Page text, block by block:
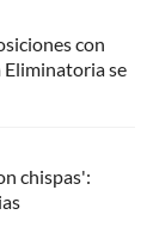
con
Eliminatoria se
chispas':